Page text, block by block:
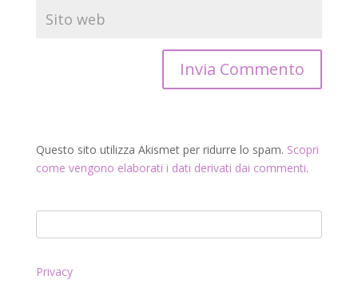
Questo sito utilizza Akismet per ridurre lo spam. Scopri
come vengono elaborati i dati derivati dai commenti.
Privacy